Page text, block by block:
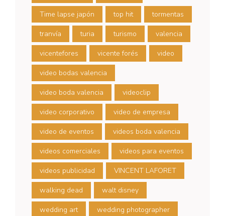
Time lapse japón top hit tormentas
tranvía turia turismo valencia
vicentefores vicente forés video
video bodas valencia
video boda valencia videoclip
video corporativo video de empresa
video de eventos videos boda valencia
videos comerciales videos para eventos
videos publicidad VINCENT LAFORET
walking dead walt disney
wedding art wedding photographer